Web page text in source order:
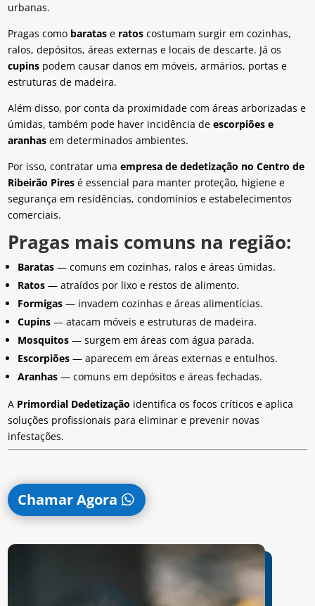
urbanas.
Pragas como baratas e ratos costumam surgir em cozinhas,
ralos, depósitos, áreas externas e locais de descarte. Já os
cupins podem causar danos em móveis, armários, portas e
estruturas de madeira.
Além disso, por conta da proximidade com áreas arborizadas e
úmidas, também pode haver incidência deescorpiões e
aranhas em determinados ambientes.
Por isso, contratar umaempresa de dedetização no Centro de
Ribeirão Pires é essencial para manter proteção, higiene e
segurança em residências, condomínios e estabelecimentos
comerciais.
Pragas mais comuns na região:
Baratas — comuns em cozinhas, ralos e áreas úmidas.
Ratos — atraídos por lixo e restos de alimento.
Formigas — invadem cozinhas e áreas alimentícias.
Cupins — atacam móveis e estruturas de madeira.
Mosquitos — surgem em áreas com água parada.
Escorpiões — aparecem em áreas externas e entulhos.
Aranhas — comuns em depósitos e áreas fechadas.
A Primordial Dedetização identifica os focos críticos e aplica
soluções profissionais para eliminar e prevenir novas
infestações.
Chamar Agora